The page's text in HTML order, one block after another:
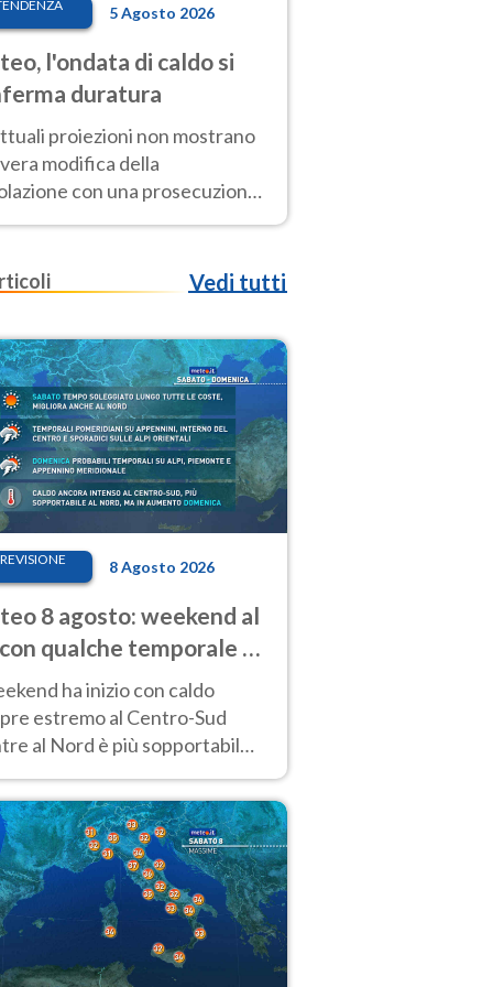
5 Agosto 2026
l'ondata di caldo si
duratura
proiezioni non mostrano
modifica della
con una prosecuzione
fuori scala per molti
Vedi tutti
8 Agosto 2026
8 agosto: weekend al
qualche temporale e
estremo al Centro-Sud
ha inizio con caldo
estremo al Centro-Sud
al Nord è più sopportabile
sui rilievi.